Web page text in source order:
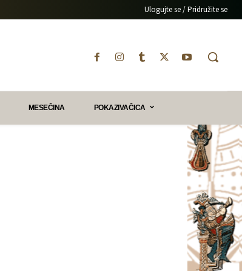
Ulogujte se / Pridružite se
MESEČINA POKAZIVAČICA